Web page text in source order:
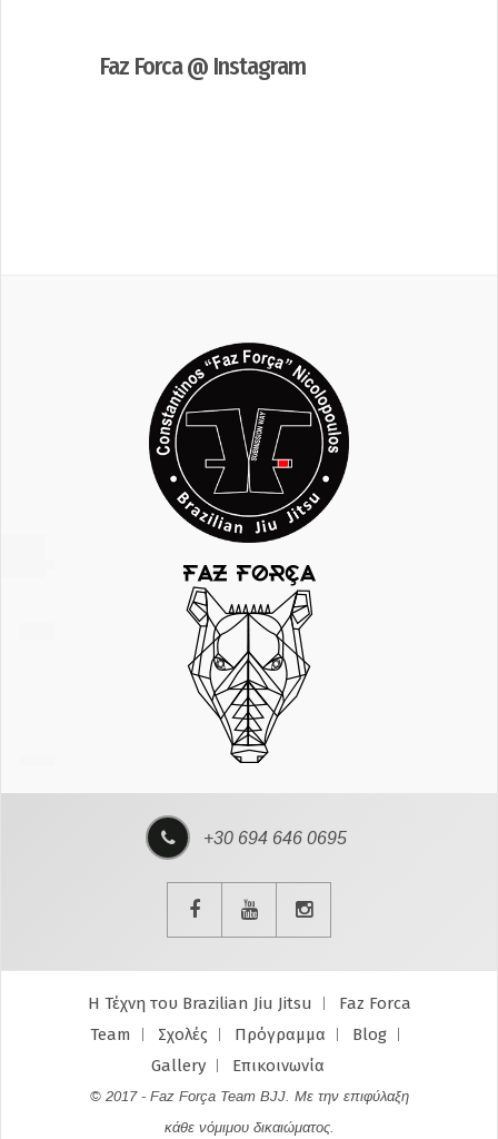
Faz Forca @ Instagram
+30 694 646 0695
Η Τέχνη του Brazilian Jiu Jitsu
Faz Forca
Team
Σχολές Πρόγραμμα
Blog
Gallery
Επικοινωνία
© 2017 - Faz Força Team BJJ. Με την επιφύλαξη
κάθε νόμιμου δικαιώματος.